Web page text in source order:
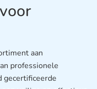
aan
professionele